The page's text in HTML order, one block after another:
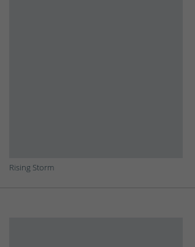
Rising Storm